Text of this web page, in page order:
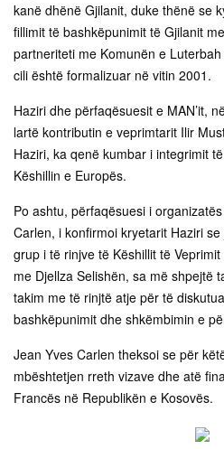
kanë dhënë Gjilanit, duke thënë se
fillimit të bashkëpunimit të Gjilanit
partneriteti me Komunën e
cili është formalizuar në vitin 2001.
Haziri dhe përfaqësuesit e MAN’it,
lartë kontributin e veprimtarit Ilir
Haziri, ka qenë kumbar i integrimit
Këshillin e Europës.
Po ashtu, përfaqësuesi i
Carlen, i konfirmoi kryetarit Haziri
grup i të rinjve të Këshillit të
me Djellza Selishën, sa më shpejtë
takim me të rinjtë atje për të
bashkëpunimit dhe shkëmbimin e
Jean Yves Carlen theksoi se për
mbështetjen rreth vizave dhe atë
Francës në Republikën e Kosovës. ​